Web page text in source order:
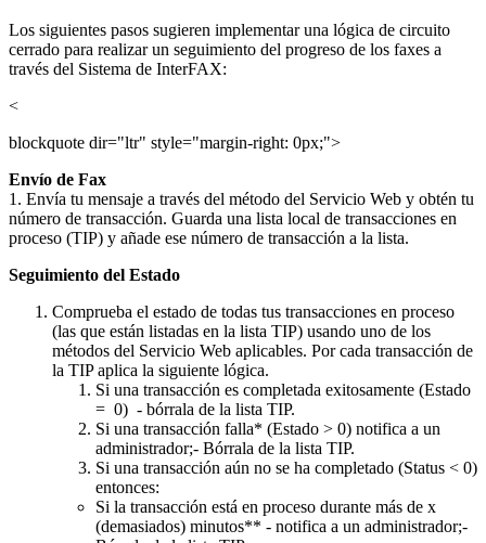
Los siguientes pasos sugieren implementar una lógica de circuito
cerrado para realizar un seguimiento del progreso de los faxes a
través del Sistema de InterFAX:
<
blockquote dir="ltr" style="margin-right: 0px;">
Envío de Fax
1. Envía tu mensaje a través del método del Servicio Web y obtén tu
número de transacción. Guarda una lista local de transacciones en
proceso (TIP) y añade ese número de transacción a la lista.
Seguimiento del Estado
Comprueba el estado de todas tus transacciones en proceso
(las que están listadas en la lista TIP) usando uno de los
métodos del Servicio Web aplicables. Por cada transacción de
la TIP aplica la siguiente lógica.
Si una transacción es completada exitosamente (Estado
= 0) - bórrala de la lista TIP.
Si una transacción falla* (Estado > 0) notifica a un
administrador;- Bórrala de la lista TIP.
Si una transacción aún no se ha completado (Status < 0)
entonces:
Si la transacción está en proceso durante más de x
(demasiados) minutos** - notifica a un administrador;-